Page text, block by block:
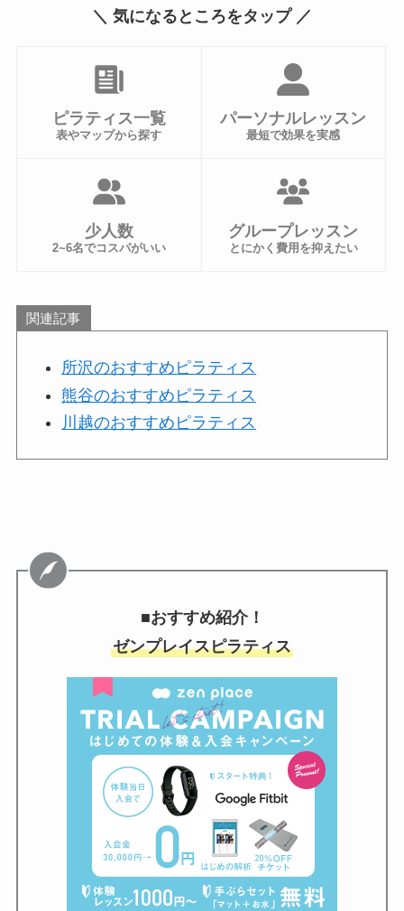
＼ 気になるところをタップ ／
ピラティス一覧
表やマップから探す
パーソナルレッスン
最短で効果を実感
少人数
2~6名でコスパがいい
グループレッスン
とにかく費用を抑えたい
関連記事
所沢のおすすめピラティス
熊谷のおすすめピラティス
川越のおすすめピラティス
■おすすめ紹介！
ゼンプレイスピラティス